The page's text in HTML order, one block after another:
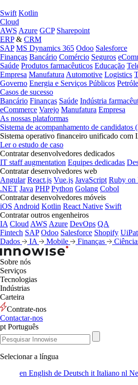
Swift Kotlin
Cloud
AWS Azure GCP Sharepoint
ERP& CRM
SAP MS Dynamics 365 Odoo Salesforce
Finanças Bancário Comércio Seguros
Saúde Produtos farmacêuticos Educação
Empresa Manufatura Automotive Logistics
Governo Energia e Serviços Públicos
Casos de sucesso
Bancário Finanças Saúde Indústria
eCommerce Varejo Manufatura Empresa
As nossas plataformas
Sistema de acompanhamento de candidatos
Sistema operativo financeiro unificado com
Ler o estudo de caso
Contratar desenvolvedores dedicados
IT staff augmentation Equipes dedicadas
Contratar desenvolvedores web
Angular React.js Vue.js JavaScript Ruby on
.NET Java PHP Python Golang Cobol
Contratar desenvolvedores móveis
iOS Android Kotlin React Native Swift
Contratar outros engenheiros
IA Cloud AWS Azure DevOps QA
Fintech SAP Odoo Salesforce Shopify
Dados
IA Mobile Finanças
Sobre nós
Serviços
Tecnologias
Indústrias
Carteira
Contrate-nos
Contactar-nos
pt Português
Selecionar a língua
en English de Deutsch it Italiano nl